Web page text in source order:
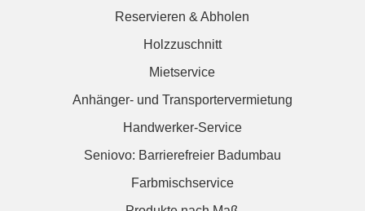
Reservieren & Abholen
Holzzuschnitt
Mietservice
Anhänger- und Transportervermietung
Handwerker-Service
Seniovo: Barrierefreier Badumbau
Farbmischservice